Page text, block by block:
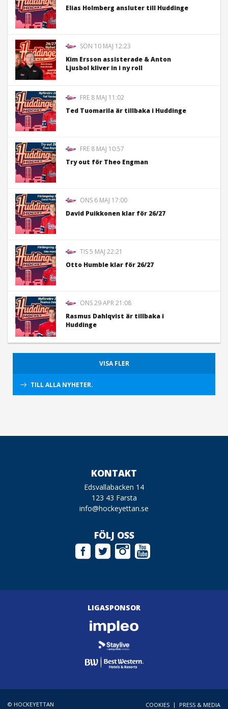
Elias Holmberg ansluter till Huddinge
SÖN 10 MAJ 12:23
Kim Ersson assisterade & Anton
Ljusbol kliver in i ny roll
FRE 8 MAJ 11:02
Ted Tuomarila är tillbaka i Huddinge
FRE 8 MAJ 10:57
Try out för Theo Engman
ONS 6 MAJ 17:00
David Puikkonen klar för 26/27
TIS 5 MAJ 22:21
Otto Humble klar för 26/27
ONS 29 APR 21:08
Rasmus Dahlqvist är tillbaka i
Huddinge
VISA FLER
TILL ALLA NYHETER.
KONTAKT
Edsvallabacken 14
123 43 Farsta
info@hockeyettan.se
FÖLJ OSS
LIGASPONSOR
© HOCKEYETTAN COOKIES | PRESS & MEDIA